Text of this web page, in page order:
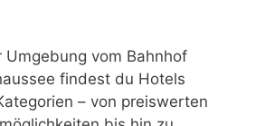
Umgebung vom Bahnhof
findest du Hotels
– von preiswerten